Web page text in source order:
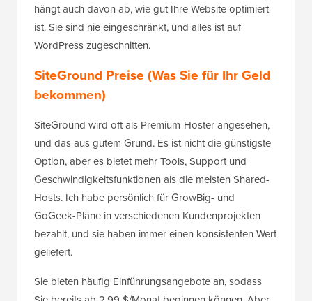
hängt auch davon ab, wie gut Ihre Website optimiert
ist. Sie sind nie eingeschränkt, und alles ist auf
WordPress zugeschnitten.
SiteGround Preise (Was Sie für Ihr Geld
bekommen)
SiteGround wird oft als Premium-Hoster angesehen,
und das aus gutem Grund. Es ist nicht die günstigste
Option, aber es bietet mehr Tools, Support und
Geschwindigkeitsfunktionen als die meisten Shared-
Hosts. Ich habe persönlich für GrowBig- und
GoGeek-Pläne in verschiedenen Kundenprojekten
bezahlt, und sie haben immer einen konsistenten Wert
geliefert.
Sie bieten häufig Einführungsangebote an, sodass